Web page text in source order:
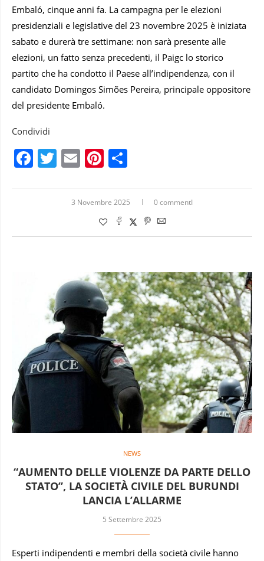
Embaló, cinque anni fa. La campagna per le elezioni
presidenziali e legislative del 23 novembre 2025 è iniziata
sabato e durerà tre settimane: non sarà presente alle
elezioni, un fatto senza precedenti, il Paigc lo storico
partito che ha condotto il Paese all’indipendenza, con il
candidato Domingos Simões Pereira, principale oppositore
del presidente Embaló.
Condividi
Facebook
Twitter
EmailPinterest
3 Novembre 2025 0 commentI
NEWS
“AUMENTO DELLE VIOLENZE DA PARTE DELLO
STATO”, LA SOCIETÀ CIVILE DEL BURUNDI
LANCIA L’ALLARME
5 Settembre 2025
Esperti indipendenti e membri della società civile hanno